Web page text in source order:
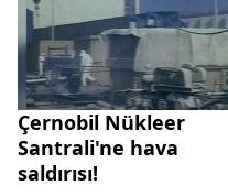
Çernobil Nükleer
Santrali'ne hava
saldırısı!